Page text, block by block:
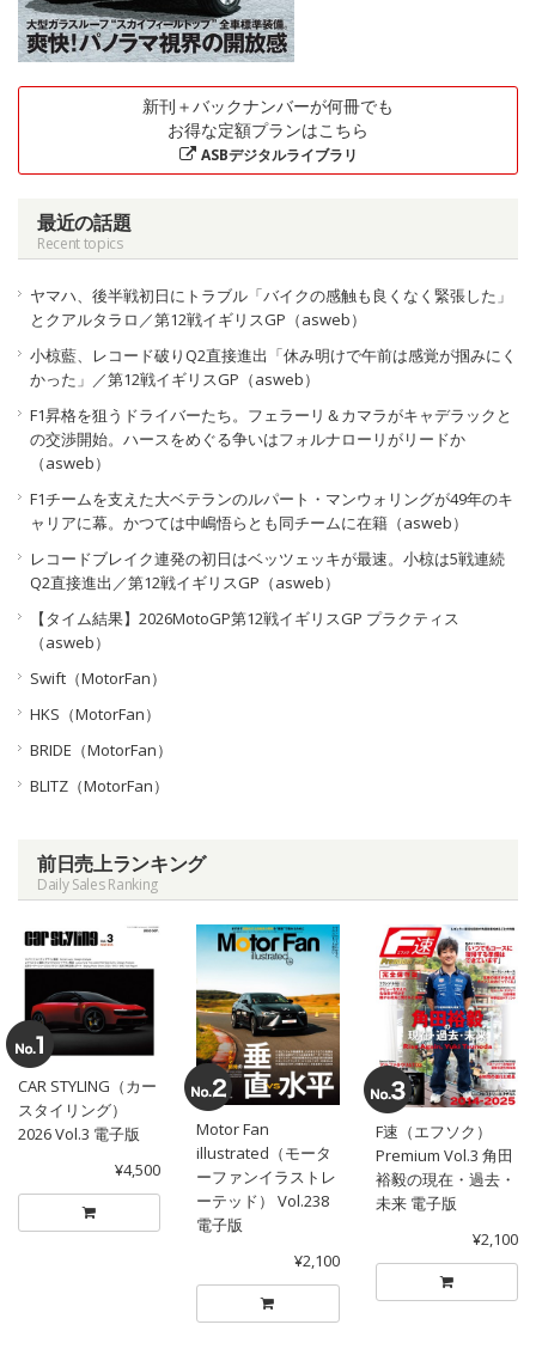
新刊＋バックナンバーが何冊でも
お得な定額プランはこちら
ASBデジタルライブラリ
最近の話題
Recent topics
ヤマハ、後半戦初日にトラブル「バイクの感触も良くなく緊張した」
とクアルタラロ／第12戦イギリスGP（asweb）
小椋藍、レコード破りQ2直接進出「休み明けで午前は感覚が掴みにく
かった」／第12戦イギリスGP（asweb）
F1昇格を狙うドライバーたち。フェラーリ＆カマラがキャデラックと
の交渉開始。ハースをめぐる争いはフォルナローリがリードか
（asweb）
F1チームを支えた大ベテランのルパート・マンウォリングが49年のキ
ャリアに幕。かつては中嶋悟らとも同チームに在籍（asweb）
レコードブレイク連発の初日はベッツェッキが最速。小椋は5戦連続
Q2直接進出／第12戦イギリスGP（asweb）
【タイム結果】2026MotoGP第12戦イギリスGP プラクティス
（asweb）
Swift（MotorFan）
HKS（MotorFan）
BRIDE（MotorFan）
BLITZ（MotorFan）
前日売上ランキング
Daily Sales Ranking
CAR STYLING（カー
スタイリング）
2026 Vol.3 電子版
¥4,500
Motor Fan
illustrated（モータ
ーファンイラストレ
ーテッド） Vol.238
電子版
¥2,100
F速（エフソク）
Premium Vol.3 角田
裕毅の現在・過去・
未来 電子版
¥2,100